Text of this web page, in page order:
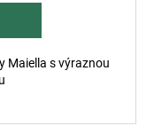
Maiella s výraznou